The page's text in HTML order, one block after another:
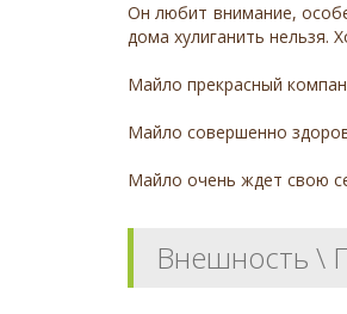
Он любит внимание,
дома хулиганить нельзя.
Майло прекрасный
Майло совершенно
Майло очень ждет свою
Внешность \